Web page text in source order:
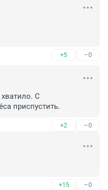
+5 –0
хватило. С
приспустить.
+2 –0
+15 –0